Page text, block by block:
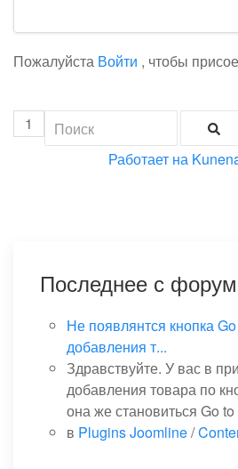
Пожалуйста Войти , чтобы
1
Работает на
Последнее с
Не появлянтся кнопка
добавления т...
Здравствуйте. У вас в
добавления товара по
она же становиться Go
в Plugins Joomline/